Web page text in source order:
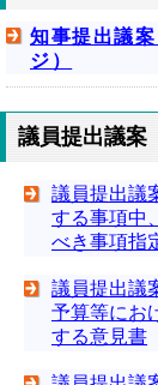
知事提出議
ジ）
議員提出議案
議員提出議
する事項中
べき事項指
議員提出議
予算等にお
する意見書